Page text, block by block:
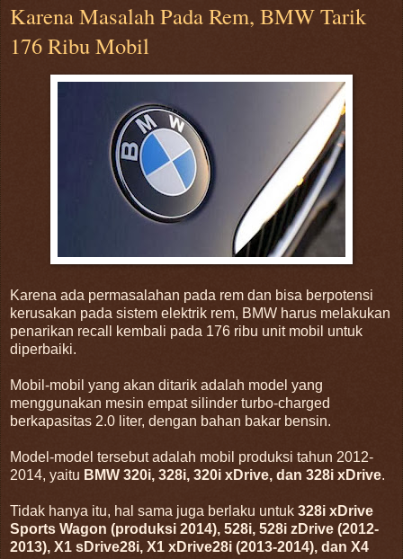
Karena Masalah Pada Rem, BMW Tarik
176 Ribu Mobil
Karena ada permasalahan pada rem dan bisa berpotensi
kerusakan pada sistem elektrik rem, BMW harus melakukan
penarikan recall kembali pada 176 ribu unit mobil untuk
diperbaiki.
Mobil-mobil yang akan ditarik adalah model yang
menggunakan mesin empat silinder turbo-charged
berkapasitas 2.0 liter, dengan bahan bakar bensin.
Model-model tersebut adalah mobil produksi tahun 2012-
2014, yaitu BMW 320i, 328i, 320i xDrive, dan 328i xDrive.
Tidak hanya itu, hal sama juga berlaku untuk 328i xDrive
Sports Wagon (produksi 2014), 528i, 528i zDrive (2012-
2013), X1 sDrive28i, X1 xDrive28i (2013-2014), dan X4